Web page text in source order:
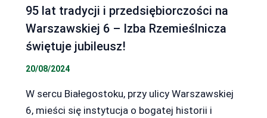
95 lat tradycji i przedsiębiorczości na
Warszawskiej 6 – Izba Rzemieślnicza
świętuje jubileusz!
20/08/2024
W sercu Białegostoku, przy ulicy Warszawskiej
6, mieści się instytucja o bogatej historii i